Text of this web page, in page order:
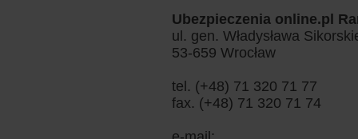
Ubezpieczenia online.pl
ul. gen. Władysława
53-659 Wrocław
tel. (+48) 71 320 71 77
fax. (+48) 71 320 71 74